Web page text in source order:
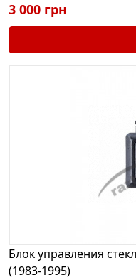
3 000 грн
Блок управления
(1983-1995)